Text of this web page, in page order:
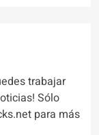
trabajar
Sólo
para más